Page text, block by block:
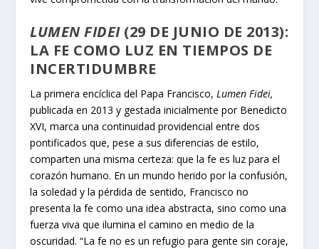
LUMEN FIDEI(29 DE JUNIO DE 2013):
LA FE COMO LUZ EN TIEMPOS DE
INCERTIDUMBRE
La primera encíclica del Papa Francisco,Lumen Fidei,
publicada en 2013 y gestada inicialmente por Benedicto
XVI, marca una continuidad providencial entre dos
pontificados que, pese a sus diferencias de estilo,
comparten una misma certeza: que la fe es luz para el
corazón humano. En un mundo herido por la confusión,
la soledad y la pérdida de sentido, Francisco no
presenta la fe como una idea abstracta, sino como una
fuerza viva que ilumina el camino en medio de la
oscuridad. “La fe no es un refugio para gente sin coraje,